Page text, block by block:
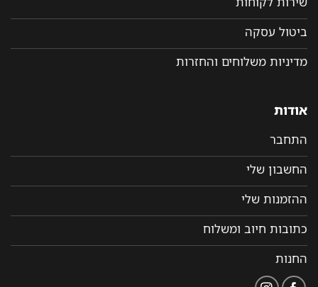
ביטול עסקה
מדיניות משלוחים והחזרות
אודות
התחבר
החשבון שלי
ההזמנות שלי
כתובות חיוב ומשלוח
החנות